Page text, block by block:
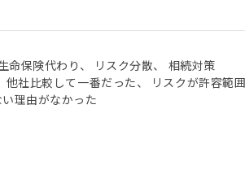
命保険代わり、 リスク分散、 相続対策
社比較して一番だった、 リスクが許容範
理由がなかった